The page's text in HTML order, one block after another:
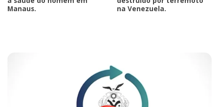
Manaus.
na Venezuela.